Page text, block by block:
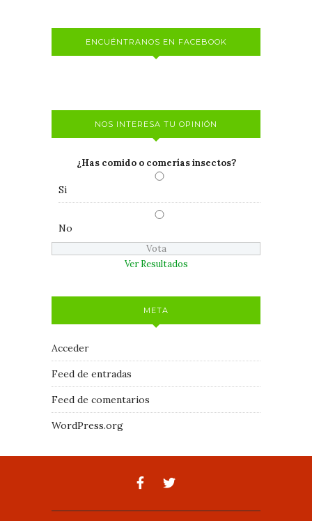
ENCUÉNTRANOS EN FACEBOOK
NOS INTERESA TU OPINIÓN
¿Has comido o comerías insectos?
Si
No
Ver Resultados
META
Acceder
Feed de entradas
Feed de comentarios
WordPress.org